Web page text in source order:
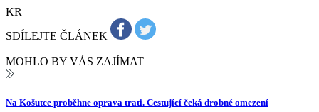
KR
SDÍLEJTE ČLÁNEK
MOHLO BY VÁS ZAJÍMAT
Na Košutce proběhne oprava trati. Cestující čeká drobné omezení